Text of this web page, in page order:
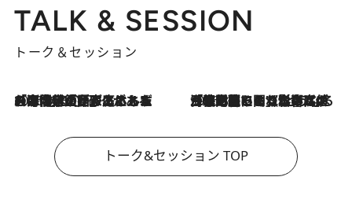
TALK & SESSION
トーク＆セッション
2026.8.3
「今後値上げがあるとすれば…」「リスクがあるのは今年の冬」エネルギー専門家が語る、ホルムズ海峡封鎖が家庭にもたらす“ある心配” 2026.8.3
「住宅建てられない…」「サーチャージ料の高値が続いている」ホルムズ海峡封鎖による影響はいつまで続く？《エネルギー専門家に聞く“どうなる日本の暮らし”》
トーク&セッション TOP